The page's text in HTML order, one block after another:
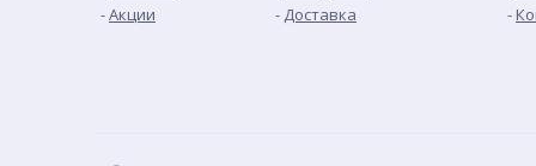
Акции
Доставка